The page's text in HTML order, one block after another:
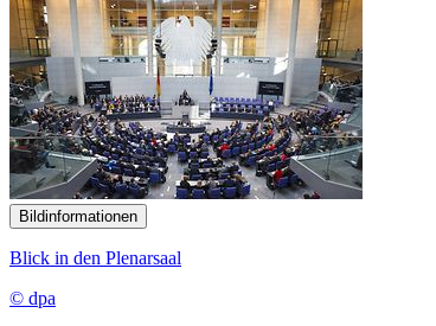
Bildinformationen
Blick in den Plenarsaal
© dpa